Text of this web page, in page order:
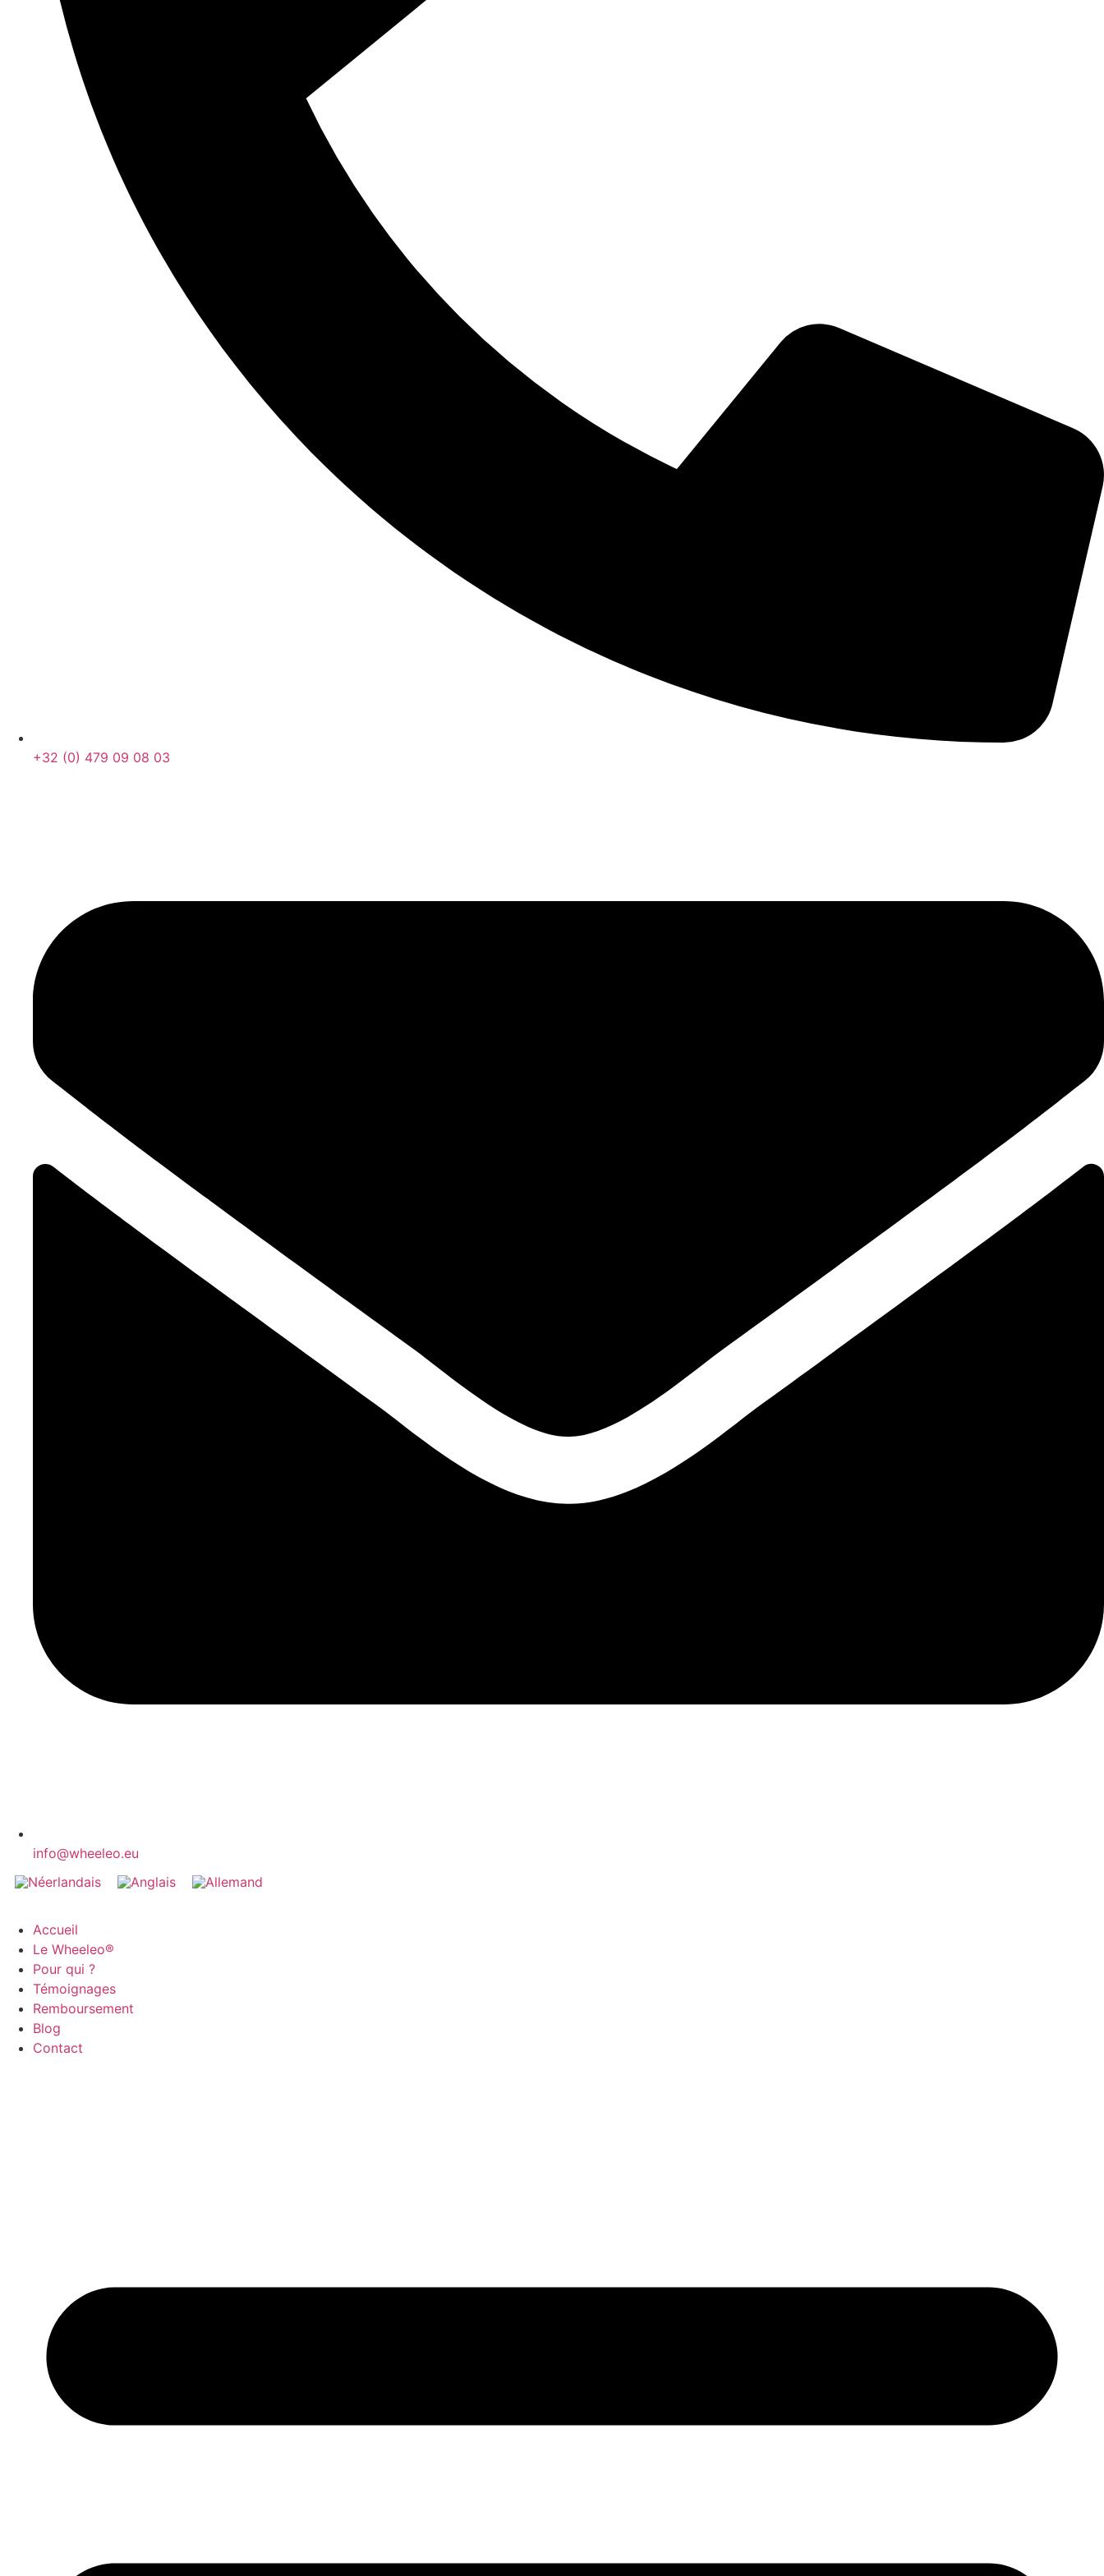
+32 (0) 479 09 08 03
info@wheeleo.eu
Accueil
Le Wheeleo®
Pour qui ?
Témoignages
Remboursement
Blog
Contact